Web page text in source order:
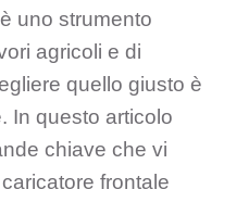
uno strumento
agricoli e di
quello giusto è
In questo articolo
chiave che vi
frontale